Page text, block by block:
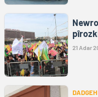
21 Adar